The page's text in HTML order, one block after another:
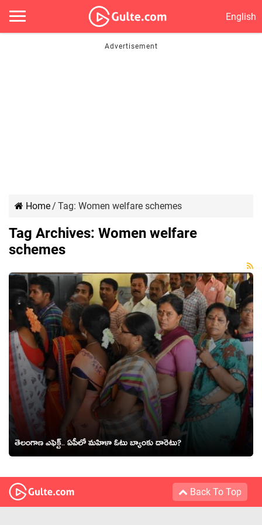
English
Home/ Tag: Women welfare schemes
Tag Archives: Women welfare
schemes
తెలంగాణ ఎఫెక్ట్‌.. ఏపీలో మ‌హిళా ఓటు బ్యాంకు దారెటు?
Back To Top